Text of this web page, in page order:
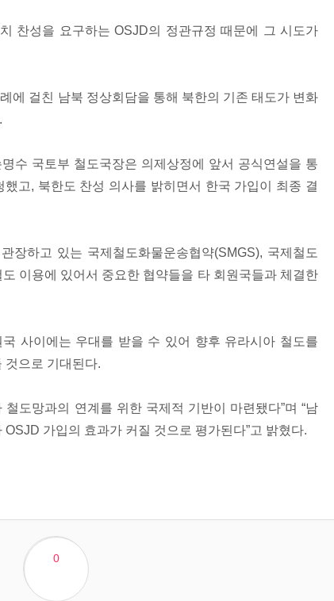
찬성을 요구하는 OSJD의 정관규정 때문에 그 시도가
에 걸친 남북 정상회담을 통해 북한의 기존 태도가 변화
수 국토부 철도국장은 의제상정에 앞서 공식연설을 통
고, 북한도 찬성 의사를 밝히면서 한국 가입이 최종 결
장하고 있는 국제철도화물운송협약(SMGS), 국제철도
이용에 있어서 중요한 협약들을 타 회원국들과 체결한
사이에는 우대를 받을 수 있어 향후 유라시아 철도를
것으로 기대된다.
도망과의 연계를 위한 국제적 기반이 마련됐다”며 “남
가입의 효과가 커질 것으로 평가된다”고 밝혔다.
0